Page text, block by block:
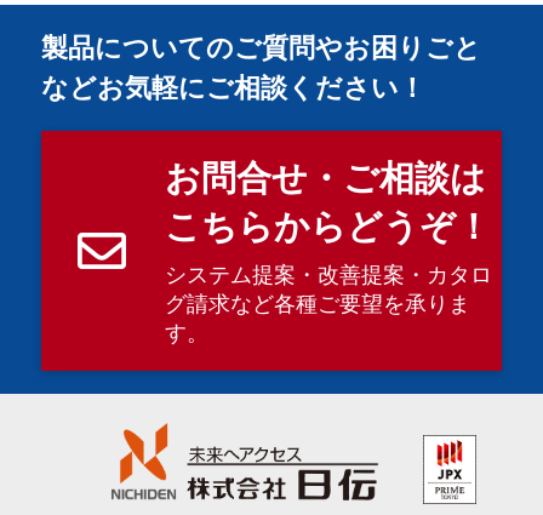
製品についてのご質問やお困りごと
などお気軽にご相談ください！
お問合せ・ご相談は
こちらからどうぞ！
システム提案・改善提案・カタロ
グ請求など各種ご要望を承りま
す。